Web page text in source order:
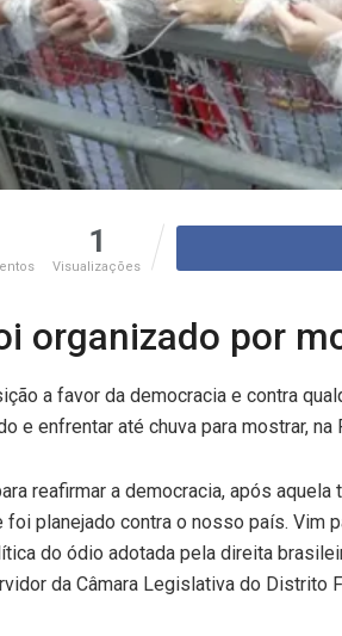
1
Visualizações
organizado por
a favor da democracia e contra
e enfrentar até chuva para mostrar,
reafirmar a democracia, após
foi planejado contra o nosso país. Vim
do ódio adotada pela direita
da Câmara Legislativa do Distrito